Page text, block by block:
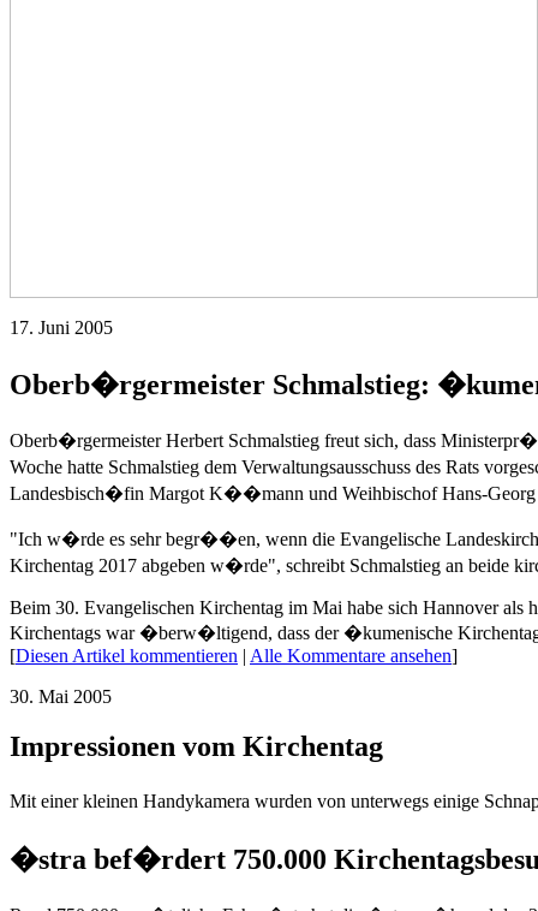
17. Juni 2005
Oberb�rgermeister Schmalstieg:
Oberb�rgermeister Herbert Schmalstieg freut sich, dass
Woche hatte Schmalstieg dem Verwaltungsausschuss des Rats
Landesbisch�fin Margot K��mann und Weihbischof Hans-
"Ich w�rde es sehr begr��en, wenn die Evangelische
Kirchentag 2017 abgeben w�rde", schreibt Schmalstieg an beide
Beim 30. Evangelischen Kirchentag im Mai habe sich Hannover als
Kirchentags war �berw�ltigend, dass der �kumenische
[Diesen Artikel kommentieren | Alle Kommentare ansehen]
30. Mai 2005
Impressionen vom Kirchentag
Mit einer kleinen Handykamera wurden von unterwegs einige
�stra bef�rdert 750.000